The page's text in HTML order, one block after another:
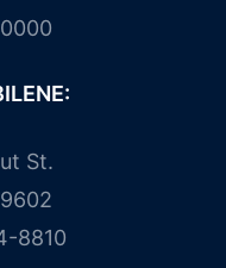
St.
8810